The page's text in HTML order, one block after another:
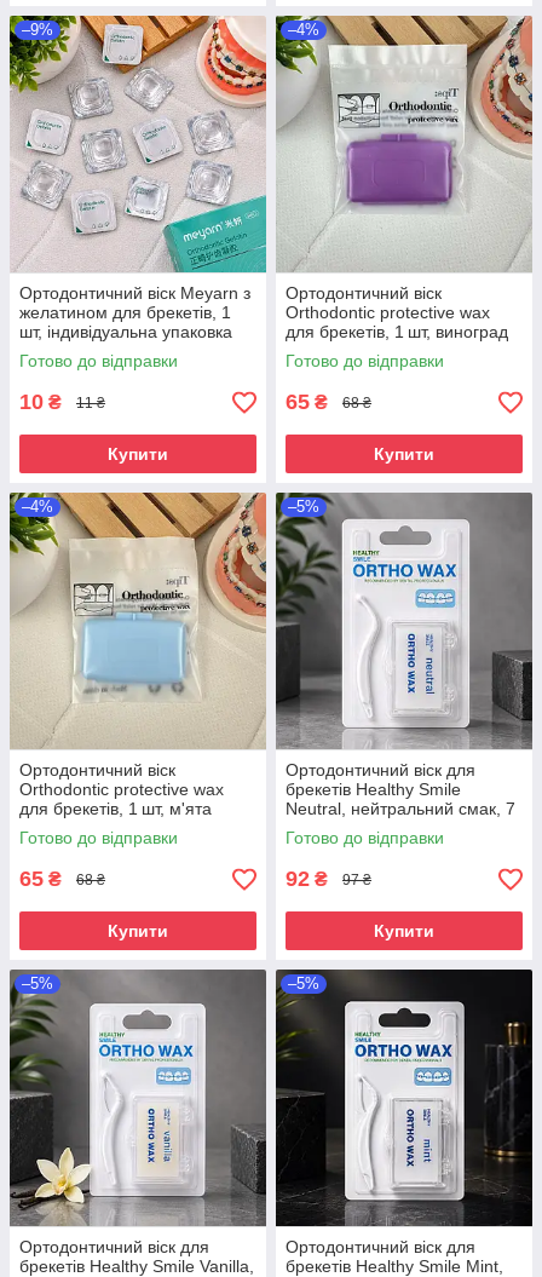
–9%
Ортодонтичний віск Meyarn з
желатином для брекетів, 1
шт, індивідуальна упаковка
Готово до відправки
10 ₴ 11 ₴
Купити
–4%
Ортодонтичний віск
Orthodontic protective wax
для брекетів, 1 шт, виноград
Готово до відправки
65 ₴ 68 ₴
Купити
–4%
Ортодонтичний віск
Orthodontic protective wax
для брекетів, 1 шт, м'ята
Готово до відправки
65 ₴ 68 ₴
Купити
–5%
Ортодонтичний віск для
брекетів Healthy Smile
Neutral, нейтральний смак, 7
гГотово до відправки
92 ₴ 97 ₴
Купити
–5%
Ортодонтичний віск для
брекетів Healthy Smile Vanilla,
–5%
Ортодонтичний віск для
брекетів Healthy Smile Mint,